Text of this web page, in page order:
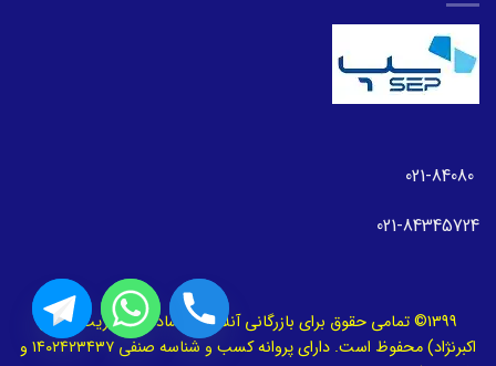
021-84345724
1399© تمامی حقوق برای بازرگانی آنلاین امیشاد (با مدیریت مهدی
اکبرنژاد) محفوظ است. دارای پروانه کسب و شناسه صنفی ۱۴۰۲۴۲۳۴۳۷ و